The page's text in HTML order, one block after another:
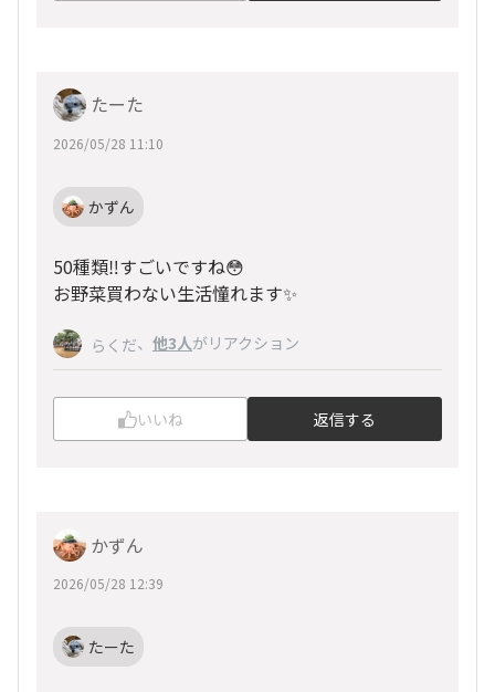
たーた
2026/05/28 11:10
かずん
50種類‼️すごいですね😳
お野菜買わない生活憧れます✨
らくだ、 他3人がリアクション
いいね 返信する
かずん
2026/05/28 12:39
たーた